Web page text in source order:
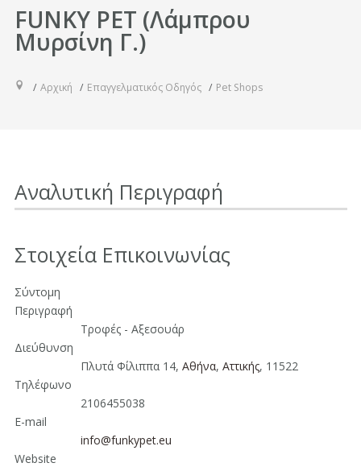
FUNKY PET (Λάμπρου
Μυρσίνη Γ.)
Αρχική Επαγγελματικός Οδηγός Pet Shops
Αναλυτική Περιγραφή
Στοιχεία Επικοινωνίας
Σύντομη
Περιγραφή
Τροφές - Αξεσουάρ
Διεύθυνση
Πλυτά Φίλιππα 14,Αθήνα,Aττικής, 11522
Τηλέφωνο
2106455038
E-mail
info@funkypet.eu
Website